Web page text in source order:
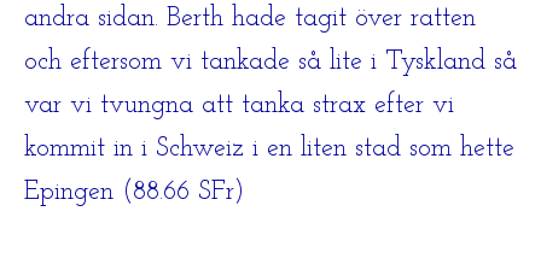
andra sidan. Berth hade tagit över ratten
och eftersom vi tankade så lite i Tyskland så
var vi tvungna att tanka strax efter vi
kommit in i Schweiz i en liten stad som hette
Epingen (88.66 SFr)